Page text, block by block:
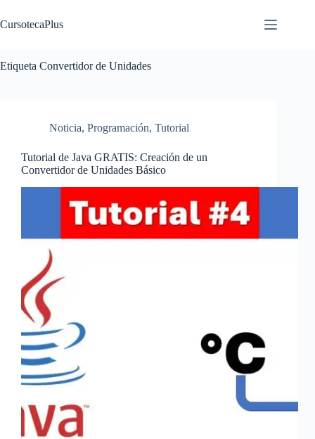
al
contenido
CursotecaPlus
Etiqueta Convertidor de Unidades
Noticia, Programación, Tutorial
Tutorial de Java GRATIS: Creación de un
Convertidor de Unidades Básico